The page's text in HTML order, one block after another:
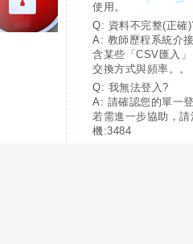
使用。
Q: 資料不完整(正確
A: 教師歷程系統介
含某些「CSV匯入
交換方式與頻率。。
Q: 我無法登入?
A: 請確認您的單一
若需進一步協助，
機:3484